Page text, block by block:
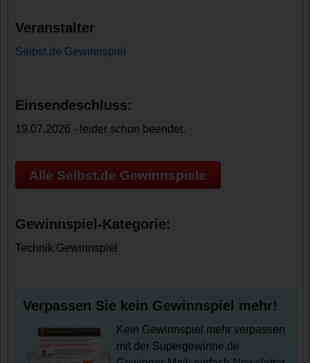
Veranstalter
Selbst.de Gewinnspiel
Einsendeschluss:
19.07.2026 - leider schon beendet.
Alle Selbst.de Gewinnspiele
Gewinnspiel-Kategorie:
Technik Gewinnspiel
Verpassen Sie kein Gewinnspiel mehr!
Kein Gewinnspiel mehr verpassen
mit der Supergewinne.de